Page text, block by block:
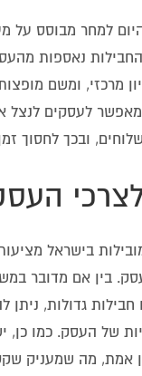
למחר מבוסס על
נאספות
מרכזי, ומשם
לעסקים לנצל
ובכך לחסוך
בישראל
בין אם מדובר
חבילות גדולות,
של העסק. כמו כן,
אמת, מה שמעניק